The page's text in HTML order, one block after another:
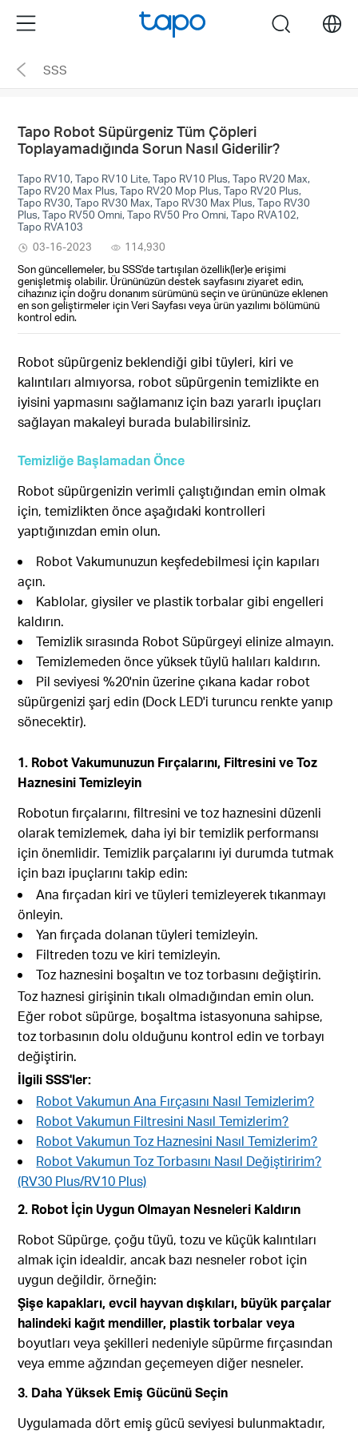
the
navigation
Menu search
SSS
Tapo Robot Süpürgeniz Tüm Çöpleri
Toplayamadığında Sorun Nasıl Giderilir?
Tapo RV10, Tapo RV10 Lite, Tapo RV10 Plus, Tapo RV20 Max,
Tapo RV20 Max Plus, Tapo RV20 Mop Plus, Tapo RV20 Plus,
Tapo RV30, Tapo RV30 Max, Tapo RV30 Max Plus, Tapo RV30
Plus, Tapo RV50 Omni, Tapo RV50 Pro Omni, Tapo RVA102,
Tapo RVA103
03-16-2023
114,930
Son güncellemeler, bu SSS'de tartışılan özellik(ler)e erişimi
genişletmiş olabilir. Ürününüzün destek sayfasını ziyaret edin,
cihazınız için doğru donanım sürümünü seçin ve ürününüze eklenen
en son geliştirmeler için Veri Sayfası veya ürün yazılımı bölümünü
kontrol edin.
Robot süpürgeniz beklendiği gibi tüyleri, kiri ve
kalıntıları almıyorsa, robot süpürgenin temizlikte en
iyisini yapmasını sağlamanız için bazı yararlı ipuçları
sağlayan makaleyi burada bulabilirsiniz.
Temizliğe Başlamadan Önce
Robot süpürgenizin verimli çalıştığından emin olmak
için, temizlikten önce aşağıdaki kontrolleri
yaptığınızdan emin olun.
Robot Vakumunuzun keşfedebilmesi için kapıları
açın.
Kablolar, giysiler ve plastik torbalar gibi engelleri
kaldırın.
Temizlik sırasında Robot Süpürgeyi elinize almayın.
Temizlemeden önce yüksek tüylü halıları kaldırın.
Pil seviyesi %20'nin üzerine çıkana kadar robot
süpürgenizi şarj edin (Dock LED'i turuncu renkte yanıp
sönecektir).
1. Robot Vakumunuzun Fırçalarını, Filtresini ve Toz
Haznesini Temizleyin
Robotun fırçalarını, filtresini ve toz haznesini düzenli
olarak temizlemek, daha iyi bir temizlik performansı
için önemlidir. Temizlik parçalarını iyi durumda tutmak
için bazı ipuçlarını takip edin:
Ana fırçadan kiri ve tüyleri temizleyerek tıkanmayı
önleyin.
Yan fırçada dolanan tüyleri temizleyin.
Filtreden tozu ve kiri temizleyin.
Toz haznesini boşaltın ve toz torbasını değiştirin.
Toz haznesi girişinin tıkalı olmadığından emin olun.
Eğer robot süpürge, boşaltma istasyonuna sahipse,
toz torbasının dolu olduğunu kontrol edin ve torbayı
değiştirin.
İlgili SSS'ler:
Robot Vakumun Ana Fırçasını Nasıl Temizlerim?
Robot Vakumun Filtresini Nasıl Temizlerim?
Robot Vakumun Toz Haznesini Nasıl Temizlerim?
Robot Vakumun Toz Torbasını Nasıl Değiştiririm?
(RV30 Plus/RV10 Plus)
2. Robot İçin Uygun Olmayan Nesneleri Kaldırın
Robot Süpürge, çoğu tüyü, tozu ve küçük kalıntıları
almak için idealdir, ancak bazı nesneler robot için
uygun değildir, örneğin:
Şişe kapakları, evcil hayvan dışkıları, büyük parçalar
halindeki kağıt mendiller, plastik torbalar veya
boyutları veya şekilleri nedeniyle süpürme fırçasından
veya emme ağzından geçemeyen diğer nesneler.
3. Daha Yüksek Emiş Gücünü Seçin
Uygulamada dört emiş gücü seviyesi bulunmaktadır,